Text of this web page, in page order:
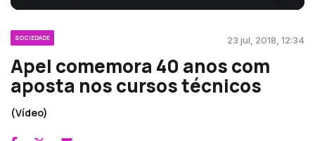
SOCIEDADE 23 jul, 2018, 12:34
Apel comemora 40 anos com
aposta nos cursos técnicos
(Vídeo)